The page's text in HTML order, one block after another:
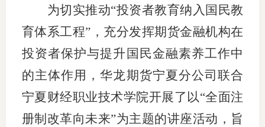
为切实推动“投资者教育纳入国民教
育体系工程”，充分发挥期货金融机构在
投资者保护与提升国民金融素养工作中
的主体作用，华龙期货宁夏分公司联合
宁夏财经职业技术学院开展了以“全面注
册制改革向未来”为主题的讲座活动，旨